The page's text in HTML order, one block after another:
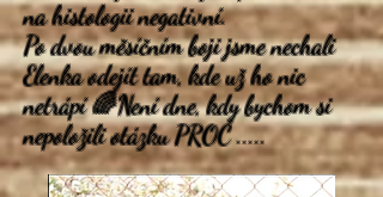
na histologii negativní.
Po dvou měsíčním boji jsme nechali
Elenka odejít tam, kde už ho nic
netrápí 🌈Není dne, kdy bychom si
nepoložili otázku PROČ .....